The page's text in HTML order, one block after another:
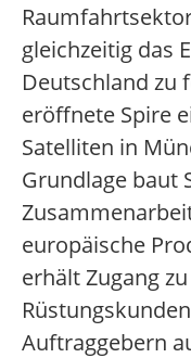
gleichzeitig das
Deutschland zu
eröffnete Spire
Satelliten in
Grundlage baut
europäische
erhält Zugang
Auftraggebern